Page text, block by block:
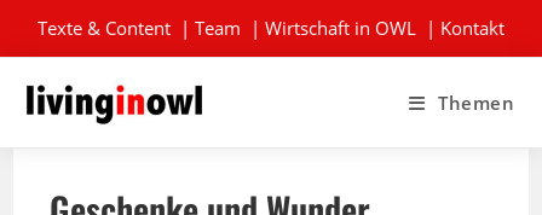
Texte & Content | Team | Wirtschaft in OWL | Kontakt
Themen